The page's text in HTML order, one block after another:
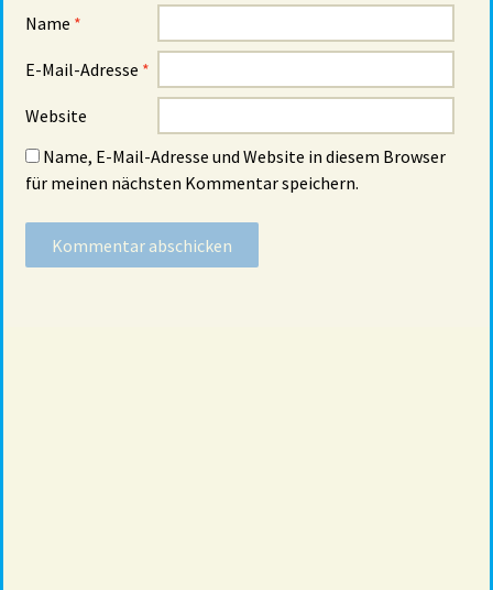
Name *
E-Mail-Adresse *
Website
Name, E-Mail-Adresse und Website in diesem Browser
für meinen nächsten Kommentar speichern.